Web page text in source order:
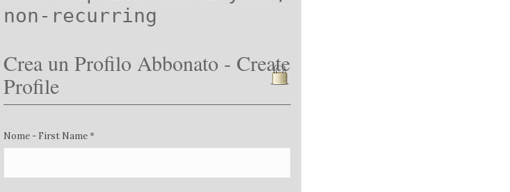
non-recurring
Crea un Profilo Abbonato - Create
Profile
Nome - First Name *